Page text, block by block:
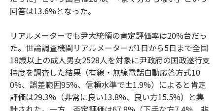
回答は13.6%となった。
リアルメーターでも尹大統領の肯定評価率は20%台だっ
た。世論調査機関リアルメーターが1日から5日まで全国
18歳以上の成人男女2528人を対象に尹政府の国政遂行支
持度を調査した結果（有線・無線電話自動応答方式10
0%、誤差範囲95%、信頼水準で±1.9%）によると肯定
評価は29.3%（非常に良い13.8%、良い方15.5%）と集